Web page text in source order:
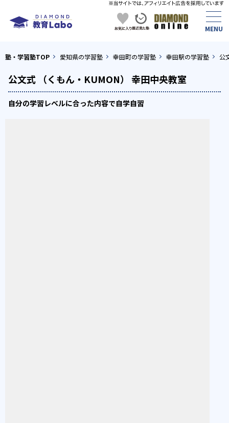
塾・学習塾TOP 愛知県の学習塾 幸田町の学習塾 幸田駅の学習塾 公
公文式 （くもん・KUMON） 幸田中央教室
自分の学習レベルに合った内容で自学自習